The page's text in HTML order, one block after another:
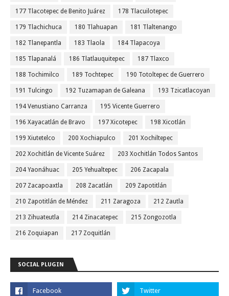
177 Tlacotepec de Benito Juárez 178 Tlacuilotepec
179 Tlachichuca 180 Tlahuapan 181 Tlaltenango
182 Tlanepantla 183 Tlaola 184 Tlapacoya
185 Tlapanalá 186 Tlatlauquitepec 187 Tlaxco
188 Tochimilco 189 Tochtepec 190 Totoltepec de Guerrero
191 Tulcingo 192 Tuzamapan de Galeana 193 Tzicatlacoyan
194 Venustiano Carranza 195 Vicente Guerrero
196 Xayacatlán de Bravo 197 Xicotepec 198 Xicotlán
199 Xiutetelco 200 Xochiapulco 201 Xochiltepec
202 Xochitlán de Vicente Suárez 203 Xochitlán Todos Santos
204 Yaonáhuac 205 Yehualtepec 206 Zacapala
207 Zacapoaxtla 208 Zacatlán 209 Zapotitlán
210 Zapotitlán de Méndez 211 Zaragoza 212 Zautla
213 Zihuateutla 214 Zinacatepec 215 Zongozotla
216 Zoquiapan 217 Zoquitlán
SOCIAL PLUGIN